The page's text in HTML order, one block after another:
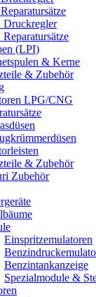
Druckregler
(LPI)
& Kerne
& Zubehör
LPG/CNG
& Zubehör
Zubehör
Einspritzemulatoren
Benzintankanzeige
Spezialmodule &